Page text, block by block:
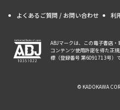
よくあるご質問 / お問い合わせ 利
ABJマークは、この電子書店
コンテンツ使用許諾を得た正
標（登録番号 第6091713号）で
© KADOKAWA